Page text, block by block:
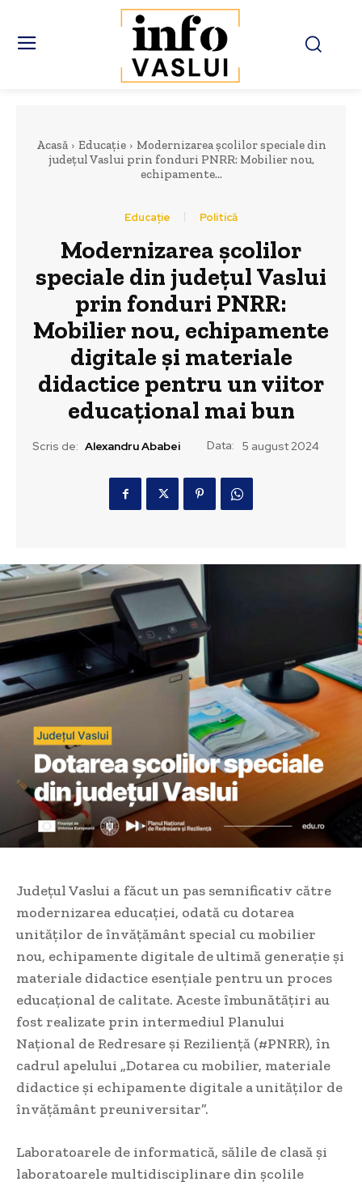
Acasă Educație
Modernizarea școlilor speciale din
județul Vaslui prin fonduri PNRR: Mobilier nou,
echipamente...
Educație Politică
Modernizarea școlilor
speciale din județul Vaslui
prin fonduri PNRR:
Mobilier nou, echipamente
digitale și materiale
didactice pentru un viitor
educațional mai bun
Scris de: Alexandru Ababei Data: 5 august 2024
Județul Vaslui a făcut un pas semnificativ către
modernizarea educației, odată cu dotarea
unităților de învățământ special cu mobilier
nou, echipamente digitale de ultimă generație și
materiale didactice esențiale pentru un proces
educațional de calitate. Aceste îmbunătățiri au
fost realizate prin intermediul Planului
Național de Redresare și Reziliență (#PNRR), în
cadrul apelului „Dotarea cu mobilier, materiale
didactice și echipamente digitale a unităților de
învățământ preuniversitar”.
Laboratoarele de informatică, sălile de clasă și
laboratoarele multidisciplinare din școlile